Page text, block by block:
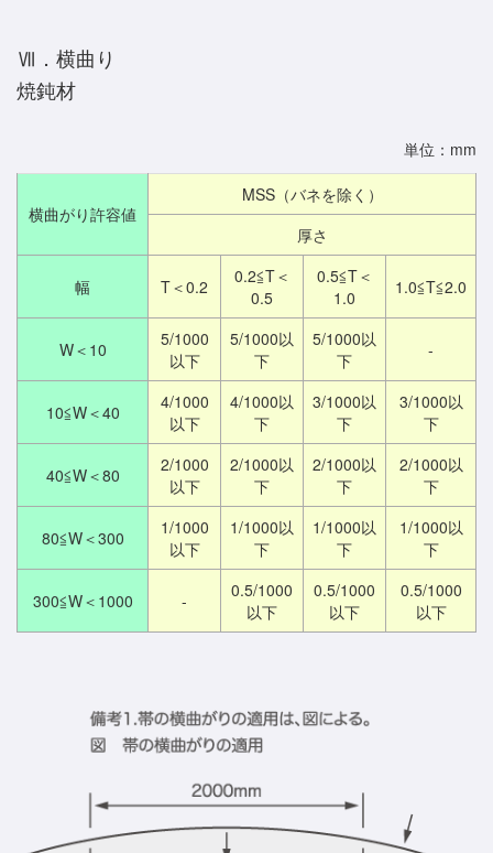
Ⅶ．横曲り
焼鈍材
単位：mm
横曲がり許容値
MSS（バネを除く）
厚さ
幅 T＜0.2
0.2≦T＜
0.5
0.5≦T＜
1.0
1.0≦T≦2.0
W＜10
5/1000
以下
5/1000以
下
5/1000以
下
-
10≦W＜40
4/1000
以下
4/1000以
下
3/1000以
下
3/1000以
下
40≦W＜80
2/1000
以下
2/1000以
下
2/1000以
下
2/1000以
下
80≦W＜300
1/1000
以下
1/1000以
下
1/1000以
下
1/1000以
下
300≦W＜1000 -
0.5/1000
以下
0.5/1000
以下
0.5/1000
以下